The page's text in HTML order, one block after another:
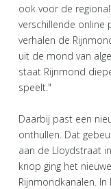
ook voor de
verschillende online
verhalen de
uit de mond van
staat Rijnmond
speelt."
Daarbij past een
onthullen. Dat
aan de Lloydstraat
knop ging het
Rijnmondkanalen. In